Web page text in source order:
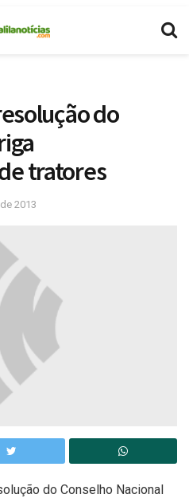
do
tratores
2013
do Conselho Nacional